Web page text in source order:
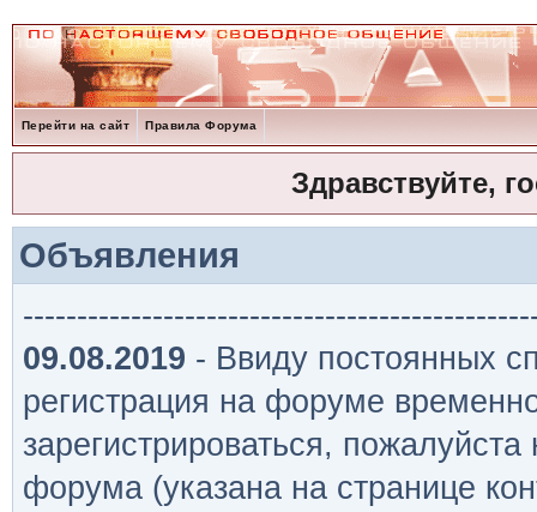
Перейти на сайт Правила Форума
Здравствуйте,
Объявления
09.08.2019 - Ввиду постоянных
регистрация на форуме
зарегистрироваться,
форума (указана на странице